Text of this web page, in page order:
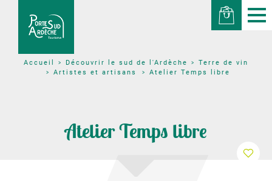
Accueil Découvrir le sud de l'Ardèche
Terre de vin
Artistes et artisans
Atelier Temps libre
Atelier Temps libre